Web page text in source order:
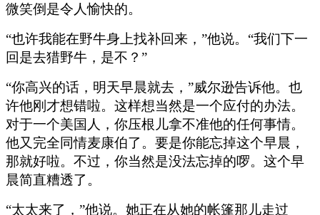
微笑倒是令人愉快的。
“也许我能在野牛身上找补回来，”他说。“我们下一
回是去猎野牛，是不？”
“你高兴的话，明天早晨就去，”威尔逊告诉他。也
许他刚才想错啦。这样想当然是一个应付的办法。
对于一个美国人，你压根儿拿不准他的任何事情。
他又完全同情麦康伯了。要是你能忘掉这个早晨，
那就好啦。不过，你当然是没法忘掉的啰。这个早
晨简直糟透了。
“太太来了，”他说。她正在从她的帐篷那儿走过